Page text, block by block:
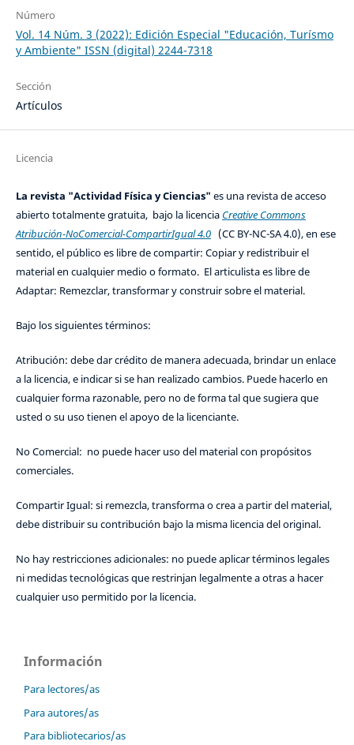
Número
Vol. 14 Núm. 3 (2022): Edición Especial "Educación, Turísmo
y Ambiente" ISSN (digital) 2244-7318
Sección
Artículos
Licencia
La revista "Actividad Física y Ciencias" es una revista de acceso
abierto totalmente gratuita, bajo la licencia Creative Commons
Atribución-NoComercial-CompartirIgual 4.0(CC BY-NC-SA 4.0), en ese
sentido, el público es libre de compartir: Copiar y redistribuir el
material en cualquier medio o formato. El articulista es libre de
Adaptar: Remezclar, transformar y construir sobre el material.
Bajo los siguientes términos:
Atribución: debe dar crédito de manera adecuada, brindar un enlace
a la licencia, e indicar si se han realizado cambios. Puede hacerlo en
cualquier forma razonable, pero no de forma tal que sugiera que
usted o su uso tienen el apoyo de la licenciante.
No Comercial: no puede hacer uso del material con propósitos
comerciales.
Compartir Igual: si remezcla, transforma o crea a partir del material,
debe distribuir su contribución bajo la misma licencia del original.
No hay restricciones adicionales: no puede aplicar términos legales
ni medidas tecnológicas que restrinjan legalmente a otras a hacer
cualquier uso permitido por la licencia.
Información
Para lectores/as
Para autores/as
Para bibliotecarios/as